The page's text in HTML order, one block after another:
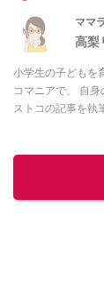
ママ
高梨
小学生の子どもを
コマニアで、 自身
ストコの記事を執